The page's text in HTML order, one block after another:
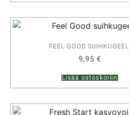
FEEL GOOD SUIHKUGEELI
9,95 €
Lisää ostoskoriin